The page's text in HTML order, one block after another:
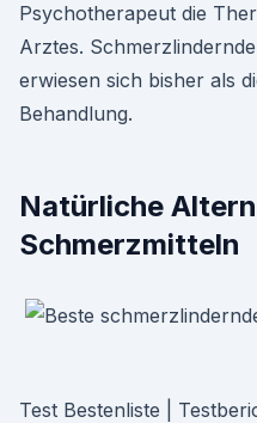
Psychotherapeut die
Arztes.
erwiesen sich bisher als
Behandlung.
Natürliche
Schmerzmitteln
Test Bestenliste |